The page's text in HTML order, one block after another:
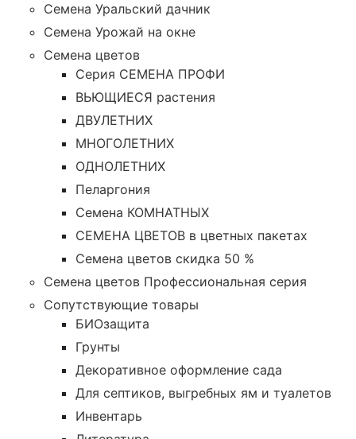
Семена Уральский дачник
Семена Урожай на окне
Семена цветов
Cерия CЕМЕНА ПРОФИ
ВЬЮЩИЕСЯ растения
ДВУЛЕТНИХ
МНОГОЛЕТНИХ
ОДНОЛЕТНИХ
Пеларгония
Семена КОМНАТНЫХ
СЕМЕНА ЦВЕТОВ в цветных пакетах
Семена цветов скидка 50 %
Семена цветов Профессиональная серия
Сопутствующие товары
БИОзащита
Грунты
Декоративное оформление сада
Для септиков, выгребных ям и туалетов
Инвентарь